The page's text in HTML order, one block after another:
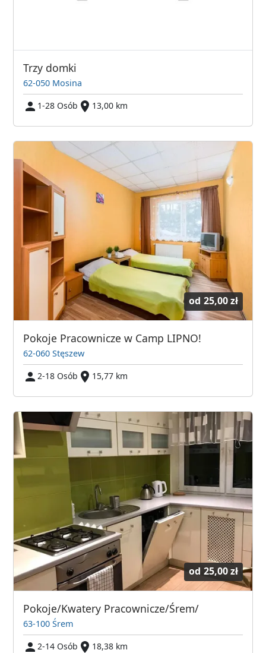
Trzy domki
62-050 Mosina
1-28 Osób
13,00 km
od 25,00 zł
Pokoje Pracownicze w Camp LIPNO!
62-060 Stęszew
2-18 Osób
15,77 km
od 25,00 zł
Pokoje/Kwatery Pracownicze/Śrem/
63-100 Śrem
2-14 Osób
18,38 km